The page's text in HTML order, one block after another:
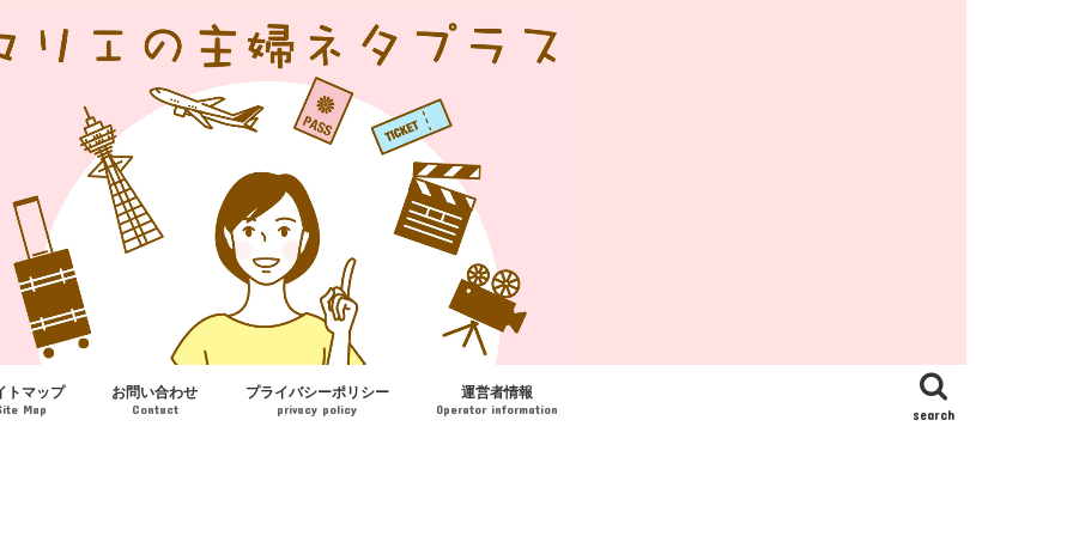
search
トマップ
Map
お問い合わせ
Contact
プライバシーポリシー
privacy policy
運営者情報
Operator information